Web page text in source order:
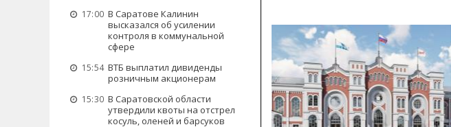
17:00 В Саратове Калинин
высказался об усилении
контроля в коммунальной
сфере
15:54 ВТБ выплатил дивиденды
розничным акционерам
15:30 В Саратовской области
утвердили квоты на отстрел
косуль, оленей и барсуков